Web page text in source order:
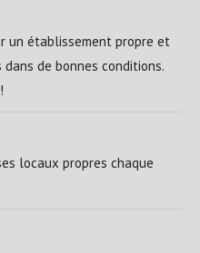
un établissement propre et
de bonnes conditions.
locaux propres chaque